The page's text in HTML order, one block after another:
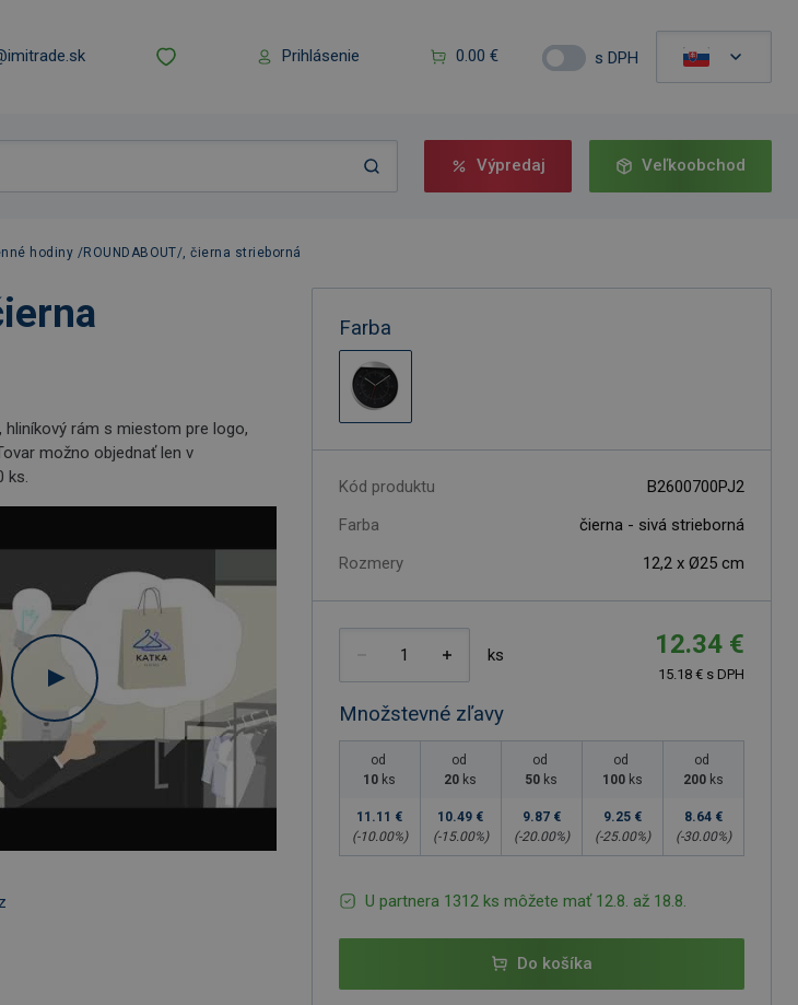
Prihlásenie 0.00 € s DPH
Výpredaj Veľkoobchod
hodiny /ROUNDABOUT/, čierna strieborná
hliníkový rám s miestom pre logo,
možno objednať len v
ks.
Farba
Kód produktu
B2600700PJ2
Farba
čierna - sivá strieborná
Rozmery
12,2 x Ø25 cm
ks 12.34 €
15.18 € s DPH
Množstevné zľavy
od
10 ks
11.11 €
(-10.00%)
od
20 ks
10.49 €
(-15.00%)
od
50 ks
9.87 €
(-20.00%)
od
100 ks
9.25 €
(-25.00%)
od
200 ks
8.64 €
(-30.00%)
U partnera 1312 ks môžete mať 12.8. až 18.8.
Do košíka